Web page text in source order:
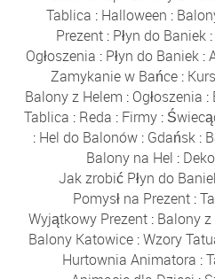
Tablica : Halloween :
Prezent : Płyn do Baniek :
Ogłoszenia : Płyn do Baniek :
Zamykanie w Bańce :
Balony z Helem : Ogłoszenia :
Tablica : Reda : Firmy:
: Hel do Balonów: Gdańsk:
Balony na Hel :
Jak zrobić Płyn do
Pomysł na Prezent :
Wyjątkowy Prezent: Balony
Balony Katowice:Wzory
Hurtownia Animatora :